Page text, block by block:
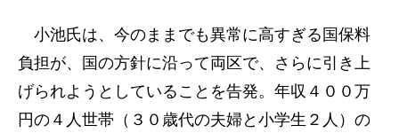
小池氏は、今のままでも異常に高すぎる国保料
負担が、国の方針に沿って両区で、さらに引き上
げられようとしていることを告発。年収４００万
円の４人世帯（３０歳代の夫婦と小学生２人）の